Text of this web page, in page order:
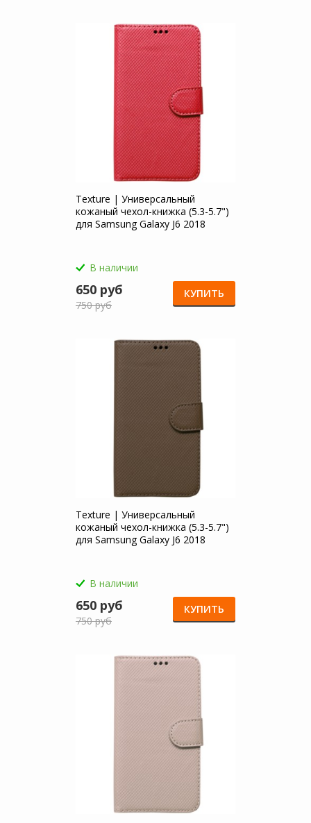
Texture | Универсальный
кожаный чехол-книжка (5.3-5.7")
для Samsung Galaxy J6 2018
В наличии
650 руб
750 руб
КУПИТЬ
Texture | Универсальный
кожаный чехол-книжка (5.3-5.7")
для Samsung Galaxy J6 2018
В наличии
650 руб
750 руб
КУПИТЬ